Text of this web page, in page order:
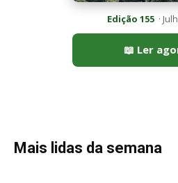
Edição 155·
📖 Ler
Mais lidas da semana